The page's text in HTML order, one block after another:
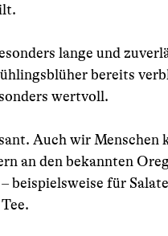
lange und
bereits
wertvoll.
Auch wir Menschen
an den bekannten
beispielsweise für